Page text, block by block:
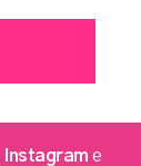
Instagram e